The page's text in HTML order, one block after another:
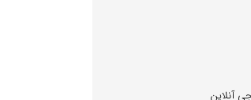
آنلاین